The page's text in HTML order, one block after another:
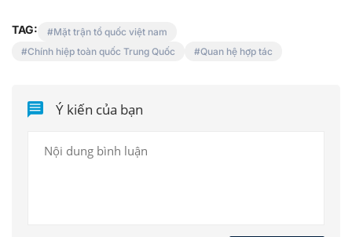
TAG:
Mặt trận tổ quốc việt nam
Chính hiệp toàn quốc Trung Quốc
Quan hệ hợp tác
Ý kiến của bạn